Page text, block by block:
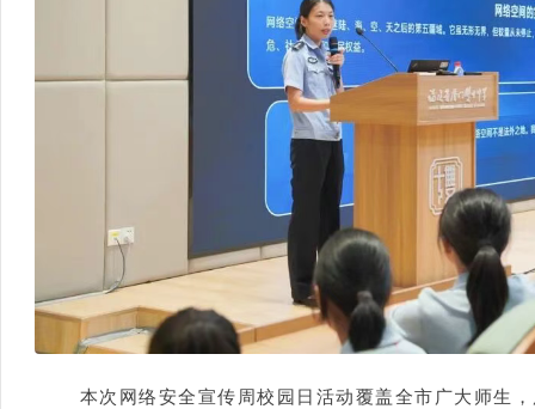
本次网络安全宣传周校园日活动覆盖全市广大师生